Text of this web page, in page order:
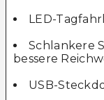
LED-
Schlankere
bessere
USB-